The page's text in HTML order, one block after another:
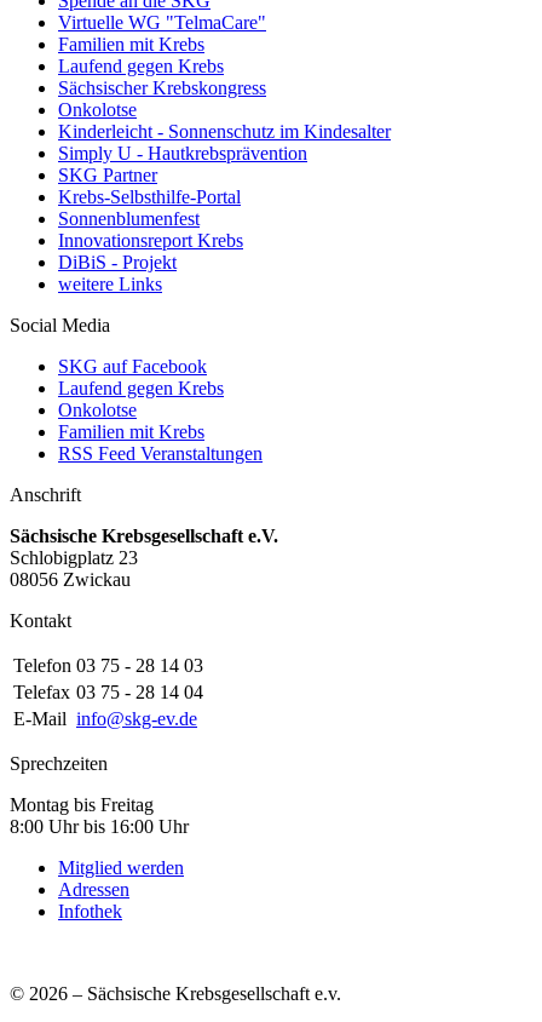
Virtuelle WG "TelmaCare"
Familien mit Krebs
Laufend gegen Krebs
Sächsischer Krebskongress
Onkolotse
Kinderleicht - Sonnenschutz im Kindesalter
Simply U - Hautkrebsprävention
SKG Partner
Krebs-Selbsthilfe-Portal
Sonnenblumenfest
Innovationsreport Krebs
DiBiS - Projekt
weitere Links
Social Media
SKG auf Facebook
Laufend gegen Krebs
Onkolotse
Familien mit Krebs
RSS Feed Veranstaltungen
Anschrift
Sächsische Krebsgesellschaft e.V.
Schlobigplatz 23
08056 Zwickau
Kontakt
Telefon 03 75 - 28 14 03
Telefax 03 75 - 28 14 04
E-Mail info@skg-ev.de
Sprechzeiten
Montag bis Freitag
8:00 Uhr bis 16:00 Uhr
Mitglied werden
Adressen
Infothek
© 2026 – Sächsische Krebsgesellschaft e.v.